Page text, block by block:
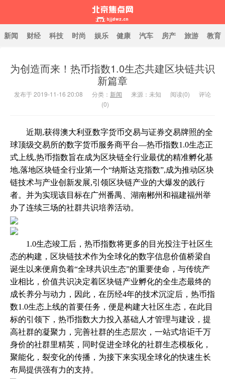
北京焦点网
新闻 财经 科技 时尚 娱乐 健康 汽车 房产 旅游 教育
为创造而来！热币指数1.0生态共建区块链共识
新篇章
发布于 2019-11-16 20:08 分类： 新闻 来源：未知 阅读(0)
评论
(0)
近期,获得澳大利亚数字货币交易与证券交易牌照的全
球顶级交易所的数字货币服务商平台—热币指数1.0生态正
式上线,热币指数旨在成为区块链全行业最优的精准孵化基
地,落地区块链全行业第一个“纳斯达克指数”,成为推动区块
链技术与产业创新发展,引领区块链产业的大爆发的践行
者。并为实现该目标在广州番禺、湖南郴州和福建福州举
办了连续三场的社群共识培养活动。
1.0生态竣工后，热币指数将更多的目光投注于社区生
态的构建，区块链技术作为全球化的数字信息价值桥梁自
诞生以来便肩负着“全球共识生态”的重要使命，与传统产
业相比，价值共识决定着区块链产业孵化的全生态最终的
成长养分与动力，因此，在历经4年的技术沉淀后，热币指
数1.0生态上线的首要任务，便是构建大社区生态，在此目
标的引领下，热币指数大力投入基础人才管理与建设，提
高社群的凝聚力，完善社群的生态层次，一站式培讵千万
身价的社群里精英，同时促进全球化的社群生态模板化，
聚能化，裂变化的传播，为接下来实现全球化的快速生长
布局提供强有力的支持。